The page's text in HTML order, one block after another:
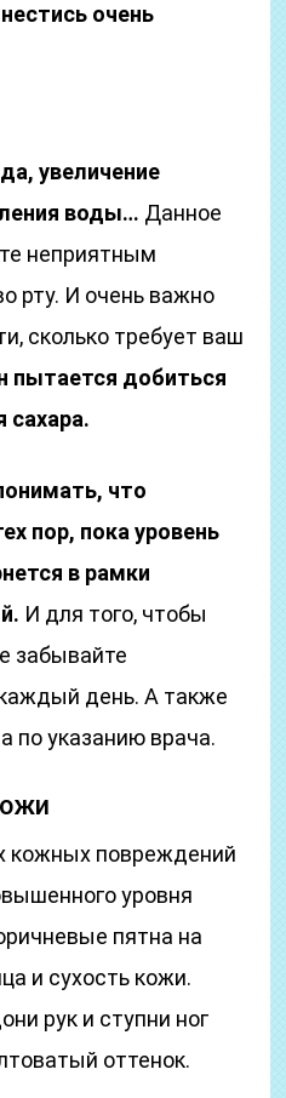
очень
увеличение
воды… Данное
неприятным
рту. И очень важно
сколько требует ваш
пытается добиться
сахара.
что
пор, пока уровень
в рамки
И для того, чтобы
забывайте
день. А также
по указанию врача.
кожных повреждений
уровня
пятна на
и сухость кожи.
рук и ступни ног
оттенок.